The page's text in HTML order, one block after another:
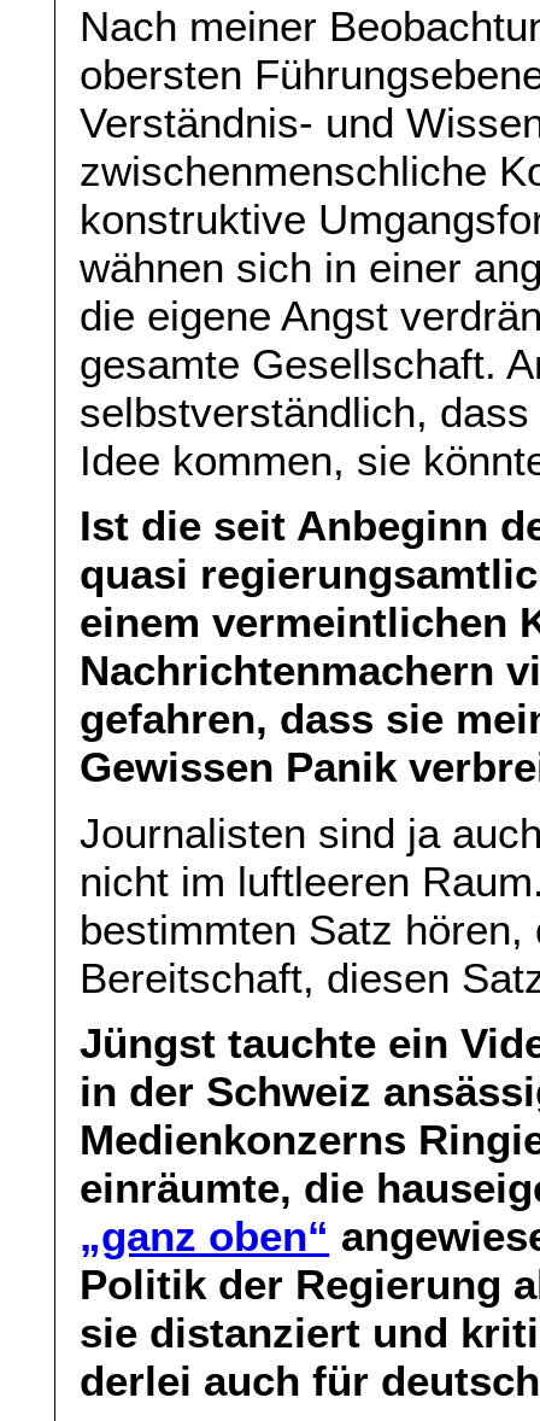
Nach meiner
obersten
Verständnis- und
zwischenmenschliche
konstruktive
wähnen sich in einer
die eigene Angst
gesamte Gesellschaft.
selbstverständlich,
Idee kommen, sie
Ist die seit Anbeginn
quasi
einem vermeintlichen
Nachrichtenmachern
gefahren, dass sie
Gewissen Panik
Journalisten sind ja
nicht im luftleeren
bestimmten Satz
Bereitschaft, diesen
Jüngst tauchte ein
in der Schweiz
Medienkonzerns
einräumte, die
„ganz oben“
Politik der Regierung
sie distanziert und
derlei auch für